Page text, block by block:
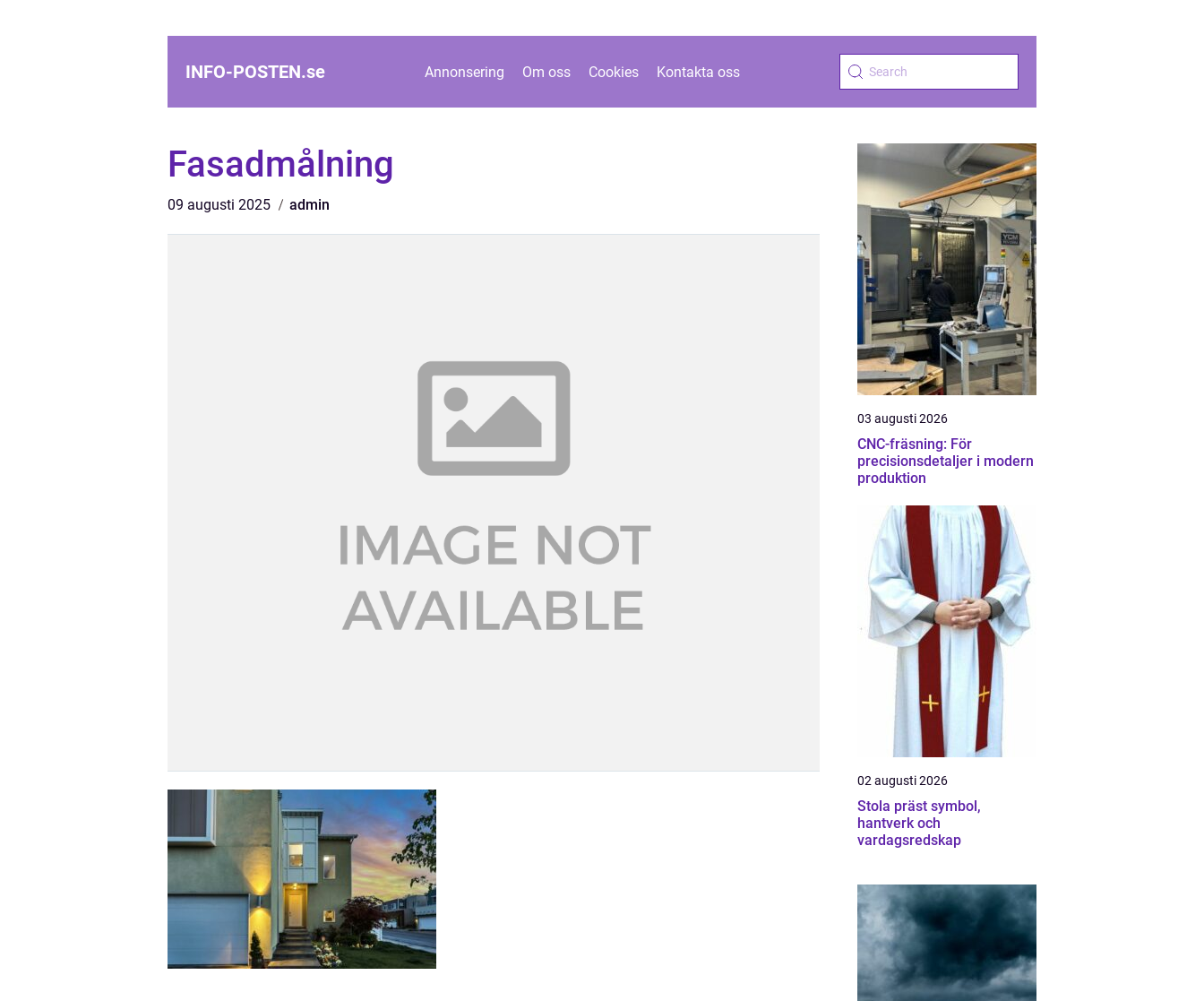
INFO-POSTEN.se Annonsering Om oss Cookies Kontakta oss
Fasadmålning
09 augusti 2025 admin
03 augusti 2026
CNC-fräsning: För
precisionsdetaljer i modern
produktion
02 augusti 2026
Stola präst symbol,
hantverk och
vardagsredskap